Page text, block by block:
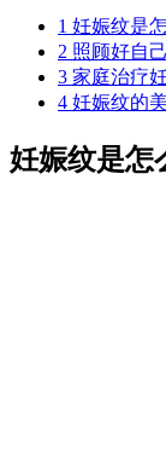
1 妊娠纹是
2 照顾好自
3 家庭治疗
4 妊娠纹的
妊娠纹是怎